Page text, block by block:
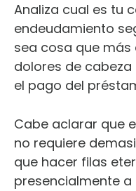
Analiza cual es tu
endeudamiento
sea cosa que
dolores de
el pago del
Cabe aclarar que
no requiere
que hacer filas
presencialmente a